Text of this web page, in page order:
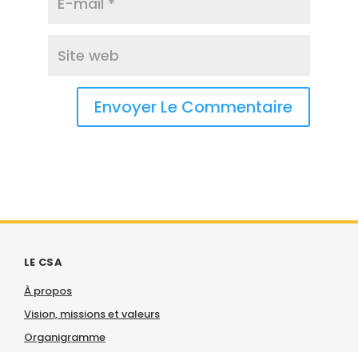
LE CSA
À propos
Vision, missions et valeurs
Organigramme